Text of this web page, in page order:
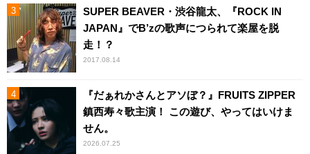
SUPER BEAVER・渋谷龍太、『ROCK IN
JAPAN』でB’zの歌声につられて楽屋を脱
走！？
2017.08.14
『だぁれかさんとアソぼ？』FRUITS ZIPPER
鎮西寿々歌主演！ この遊び、やってはいけま
せん。
2026.07.25